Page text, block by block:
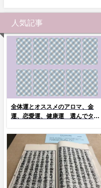
人気記事
全体運とオススメのアロマ、金
運、恋愛運、健康運 選んでタッ